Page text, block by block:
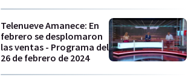
Telenueve Amanece: En
febrero se desplomaron
las ventas - Programa del
26 de febrero de 2024